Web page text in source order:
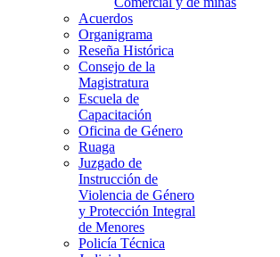
Acuerdos
Organigrama
Reseña Histórica
Consejo de la
Magistratura
Escuela de
Capacitación
Oficina de Género
Ruaga
Juzgado de
Instrucción de
Violencia de Género
y Protección Integral
de Menores
Policía Técnica